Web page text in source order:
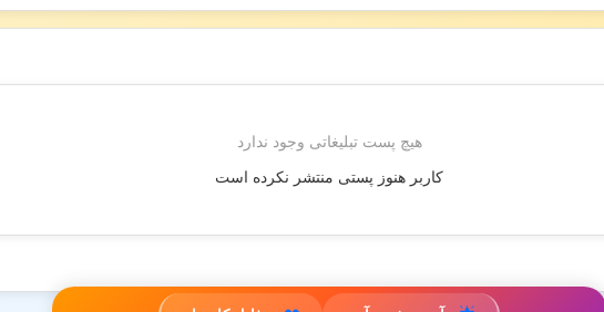
هیچ پست تبلیغاتی وجود ندارد
کاربر هنوز پستی منتشر نکرده است